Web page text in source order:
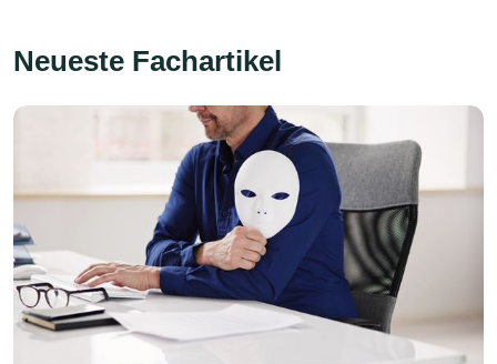
Neueste Fachartikel